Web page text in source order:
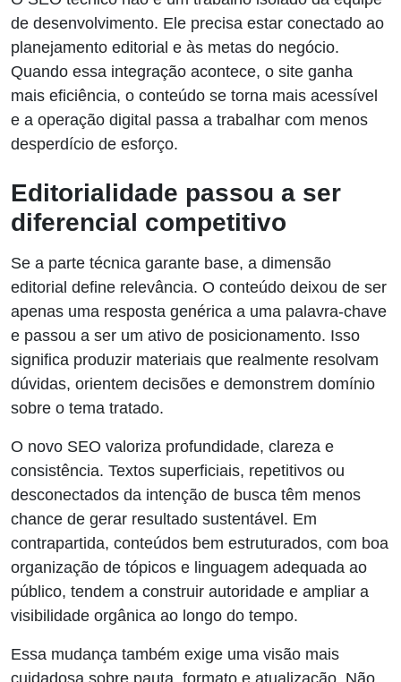
de desenvolvimento. Ele precisa estar conectado ao
planejamento editorial e às metas do negócio.
Quando essa integração acontece, o site ganha
mais eficiência, o conteúdo se torna mais acessível
e a operação digital passa a trabalhar com menos
desperdício de esforço.
Editorialidade passou a ser
diferencial competitivo
Se a parte técnica garante base, a dimensão
editorial define relevância. O conteúdo deixou de ser
apenas uma resposta genérica a uma palavra-chave
e passou a ser um ativo de posicionamento. Isso
significa produzir materiais que realmente resolvam
dúvidas, orientem decisões e demonstrem domínio
sobre o tema tratado.
O novo SEO valoriza profundidade, clareza e
consistência. Textos superficiais, repetitivos ou
desconectados da intenção de busca têm menos
chance de gerar resultado sustentável. Em
contrapartida, conteúdos bem estruturados, com boa
organização de tópicos e linguagem adequada ao
público, tendem a construir autoridade e ampliar a
visibilidade orgânica ao longo do tempo.
Essa mudança também exige uma visão mais